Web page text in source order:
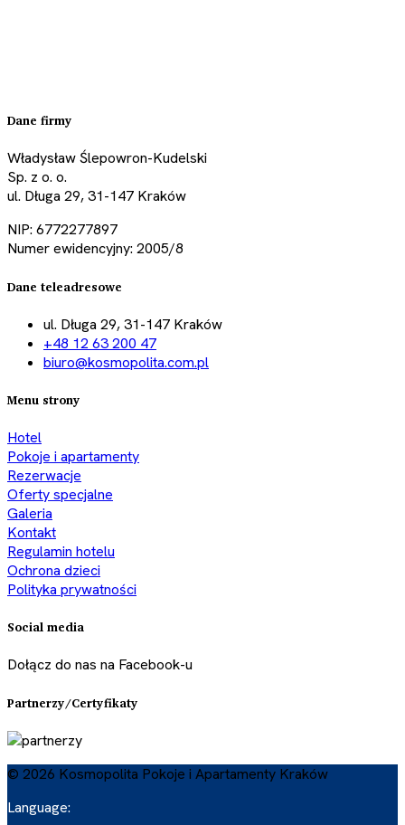
Dane firmy
Władysław Ślepowron-Kudelski
Sp. z o. o.
ul. Długa 29, 31-147 Kraków
NIP: 6772277897
Numer ewidencyjny: 2005/8
Dane teleadresowe
ul. Długa 29, 31-147 Kraków
+48 12 63 200 47
biuro@kosmopolita.com.pl
Menu strony
Hotel
Pokoje i apartamenty
Rezerwacje
Oferty specjalne
Galeria
Kontakt
Regulamin hotelu
Ochrona dzieci
Polityka prywatności
Social media
Dołącz do nas na Facebook-u
Partnerzy/Certyfikaty
© 2026 Kosmopolita Pokoje i Apartamenty Kraków
Language: